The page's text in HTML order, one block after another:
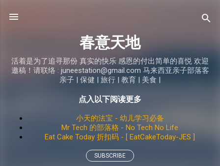
春意天地
活着是为了追寻那份 真实的快乐 感恩的付出简单的喜悦 欢迎
邀稿！请联络 : juneestation@gmail.com 马来西亚亲子部落客
亲子 | 保健 | 旅行 | 教育 | 美食 |
点入以下阅读更多
小天的法宝 - 幼儿学习必备
Mr Tech 的部落格 - No Tech No Life
Eat Cake Today 折扣码 - [ EatCakeToday-JES ]
SUBSCRIBE